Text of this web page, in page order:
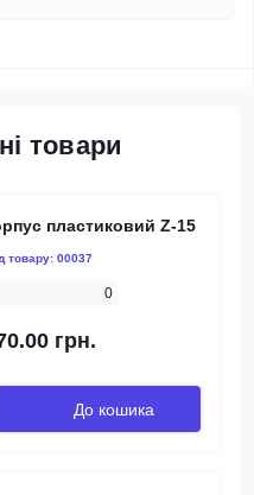
товари
пластиковий Z-15
товару: 00037
0
грн.
До кошика